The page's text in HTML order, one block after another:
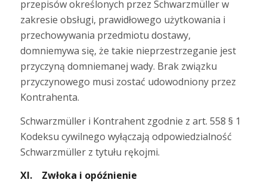
przepisów określonych przez Schwarzmüller w
zakresie obsługi, prawidłowego użytkowania i
przechowywania przedmiotu dostawy,
domniemywa się, że takie nieprzestrzeganie jest
przyczyną domniemanej wady. Brak związku
przyczynowego musi zostać udowodniony przez
Kontrahenta.
Schwarzmüller i Kontrahent zgodnie z art. 558 § 1
Kodeksu cywilnego wyłączają odpowiedzialność
Schwarzmüller z tytułu rękojmi.
XI. Zwłoka i opóźnienie